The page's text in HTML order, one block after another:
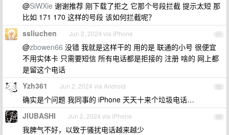
@SiWXie 谢谢推荐 刚下载了拒之 它那个号段拦截 提示太短 那
比如 171 170 这样的号段 该如何拦截呢？
51
ssliuchen Jun 2, 2024 via iPhone
@zbowen66 没错 我就是这样干的 用的是 联通的小号 很便宜
不用实体卡 只需要短信 所有电话都是拒接的 注册 啥的 网上都
是留这个电话
52
Yzh361 Jun 2, 2024 via Android
确实是个问题 我同事的 iPhone 天天十来个垃圾电话…
53
JIUBASHI Jun 2, 2024 via iPhone
我脾气不好，以致于骚扰电话越来越少